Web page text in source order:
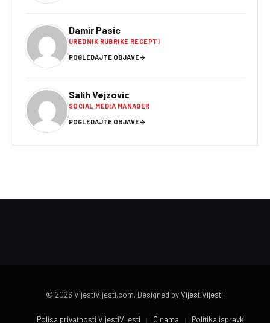
Damir Pasic
UREDNIK RUBRIKE RECEPTI
POGLEDAJTE OBJAVE→
Salih Vejzovic
SOCIAL MEDIA MANAGER
POGLEDAJTE OBJAVE→
© 2026 VijestiVijesti.com. Designed byVijestiVijesti.
Polisa privatnosti VijestiVijesti O nama Politika ispravki